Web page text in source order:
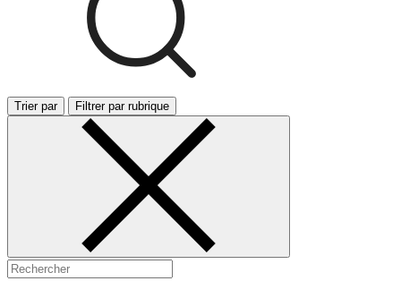
Trier par Filtrer par rubrique